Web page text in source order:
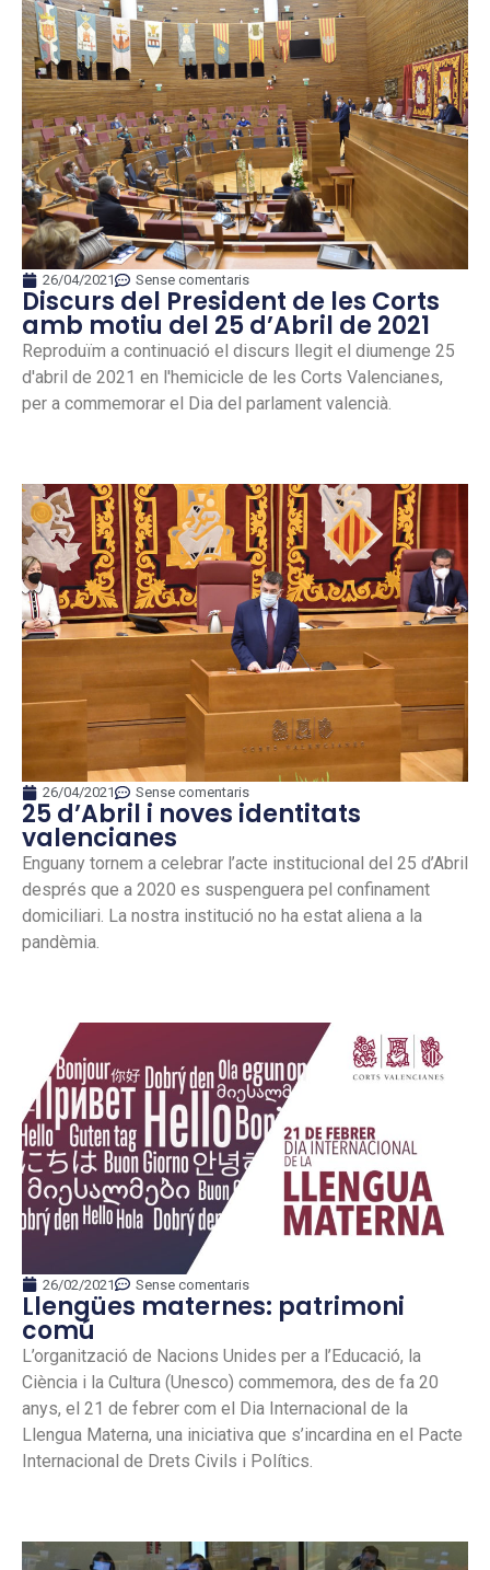
26/04/2021 Sense comentaris
Discurs del President de les Corts
amb motiu del 25 d’Abril de 2021
Reproduïm a continuació el discurs llegit el diumenge 25
d'abril de 2021 en l'hemicicle de les Corts Valencianes,
per a commemorar el Dia del parlament valencià.
26/04/2021 Sense comentaris
25 d’Abril i noves identitats
valencianes
Enguany tornem a celebrar l’acte institucional del 25 d’Abril
després que a 2020 es suspenguera pel confinament
domiciliari. La nostra institució no ha estat aliena a la
pandèmia.
26/02/2021 Sense comentaris
Llengües maternes: patrimoni
comú
L’organització de Nacions Unides per a l’Educació, la
Ciència i la Cultura (Unesco) commemora, des de fa 20
anys, el 21 de febrer com el Dia Internacional de la
Llengua Materna, una iniciativa que s’incardina en el Pacte
Internacional de Drets Civils i Polítics.